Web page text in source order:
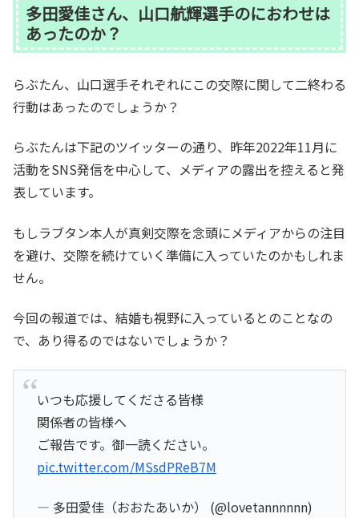
多田愛佳さん、山口航輝選手のにおわせは
あったのか？
らぶたん、山口選手それぞれにこの交際に関して二終わる
行動はあったのでしょうか？
らぶたんは下記のツイッターの通り、昨年2022年11月に
活動をSNS発信を中心して、メディアの露出を控えると発
表しています。
もしラブタン本人が真剣交際を念頭にメディアからの注目
を避け、交際を続けていく準備に入っていたのかもしれま
せん。
今回の報道では、結婚も視野に入っているとのことなの
で、あり得るのではないでしょうか？
いつも応援してくださる皆様
関係者の皆様へ
ご報告です。御一読ください。
pic.twitter.com/MSsdPReB7M
— 多田愛佳（おおたあいか） (@lovetannnnnn)